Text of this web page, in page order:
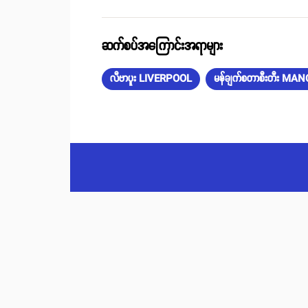
ဆက်စပ်အကြောင်းအရာများ
လီဗာပူး LIVERPOOL မန်ချက်စတာစီးတီး